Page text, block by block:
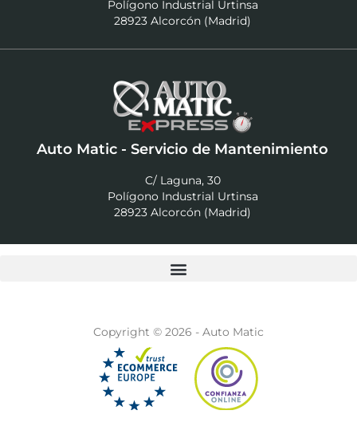
Polígono Industrial Urtinsa
28923 Alcorcón (Madrid)
Auto Matic - Servicio de Mantenimiento
C/ Laguna, 30
Polígono Industrial Urtinsa
28923 Alcorcón (Madrid)
Copyright © 2026 - Auto Matic